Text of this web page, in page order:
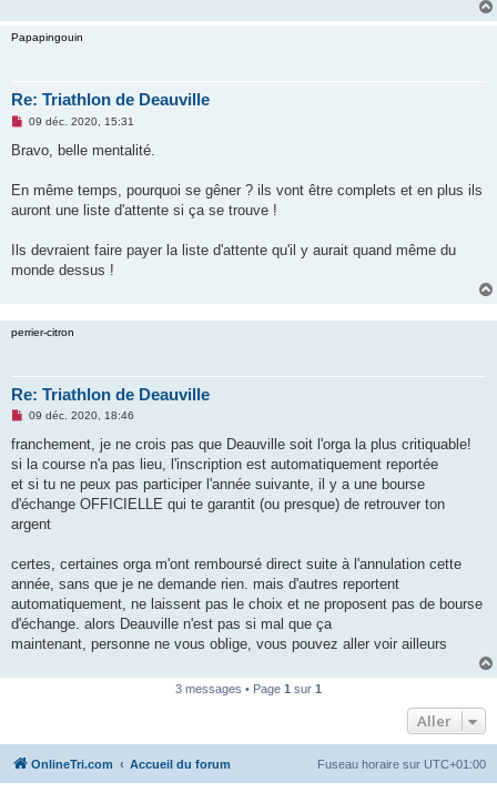
Papapingouin
Re: Triathlon de Deauville
M
s
g
n
l
u
09 déc. 2020, 15:31
Bravo, belle mentalité.
En même temps, pourquoi se gêner ? ils vont être complets et en plus ils
auront une liste d'attente si ça se trouve !
Ils devraient faire payer la liste d'attente qu'il y aurait quand même du
monde dessus !
perrier-citron
Re: Triathlon de Deauville
M
s
a
g
n
o
n
u
09 déc. 2020, 18:46
franchement, je ne crois pas que Deauville soit l'orga la plus critiquable!
si la course n'a pas lieu, l'inscription est automatiquement reportée
et si tu ne peux pas participer l'année suivante, il y a une bourse
d'échange OFFICIELLE qui te garantit (ou presque) de retrouver ton
argent
certes, certaines orga m'ont remboursé direct suite à l'annulation cette
année, sans que je ne demande rien. mais d'autres reportent
automatiquement, ne laissent pas le choix et ne proposent pas de bourse
d'échange. alors Deauville n'est pas si mal que ça
maintenant, personne ne vous oblige, vous pouvez aller voir ailleurs
3 messages • Page 1 sur 1
Aller
OnlineTri.com Accueil du forum Fuseau horaire sur UTC+01:00